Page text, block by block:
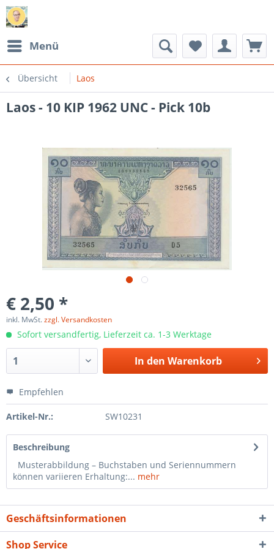
Menü
Übersicht Laos
Laos - 10 KIP 1962 UNC - Pick 10b
€ 2,50 *
inkl. MwSt.zzgl. Versandkosten
Sofort versandfertig, Lieferzeit ca. 1-3 Werktage
In den Warenkorb
Empfehlen
Artikel-Nr.: SW10231
Beschreibung
Musterabbildung – Buchstaben und Seriennummern
können variieren Erhaltung:... mehr
Geschäftsinformationen
Shop Service